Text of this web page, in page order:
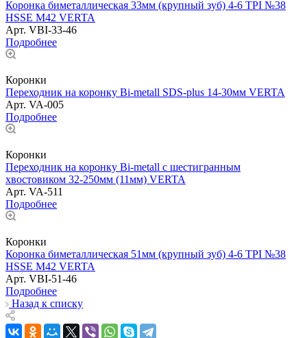
Коронка биметаллическая 33мм (крупный зуб) 4-6 TPI №38
HSSE М42 VERTA
Арт. VBI-33-46
Подробнее
Коронки
Переходник на коронку Bi-metall SDS-plus 14-30мм VERTA
Арт. VA-005
Подробнее
Коронки
Переходник на коронку Bi-metall с шестигранным
хвостовиком 32-250мм (11мм) VERTA
Арт. VA-511
Подробнее
Коронки
Коронка биметаллическая 51мм (крупный зуб) 4-6 TPI №38
HSSE М42 VERTA
Арт. VBI-51-46
Подробнее
Назад к списку